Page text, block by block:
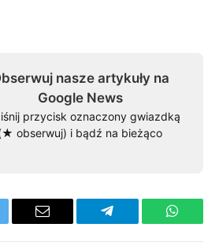
nasze artykuły na
Google News
przycisk oznaczony gwiazdką
obserwuj) i bądź na bieżąco
Email Telegram